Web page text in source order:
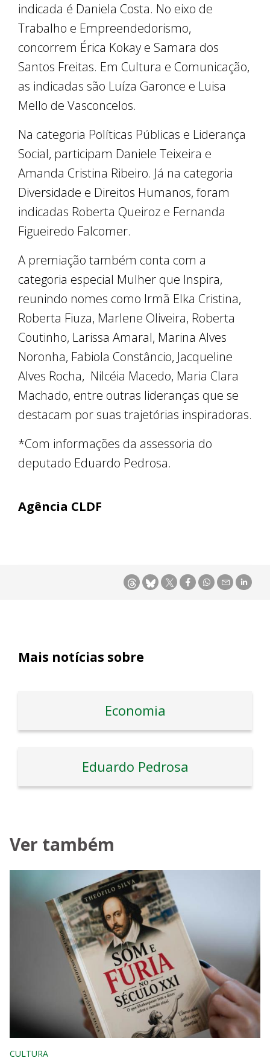
indicada é Daniela Costa. No eixo de
Trabalho e Empreendedorismo,
concorrem Érica Kokay e Samara dos
Santos Freitas. Em Cultura e Comunicação,
as indicadas são Luíza Garonce e Luisa
Mello de Vasconcelos.
Na categoria Políticas Públicas e Liderança
Social, participam Daniele Teixeira e
Amanda Cristina Ribeiro. Já na categoria
Diversidade e Direitos Humanos, foram
indicadas Roberta Queiroz e Fernanda
Figueiredo Falcomer.
A premiação também conta com a
categoria especial Mulher que Inspira,
reunindo nomes como Irmã Elka Cristina,
Roberta Fiuza, Marlene Oliveira, Roberta
Coutinho, Larissa Amaral, Marina Alves
Noronha, Fabiola Constâncio, Jacqueline
Alves Rocha, Nilcéia Macedo, Maria Clara
Machado, entre outras lideranças que se
destacam por suas trajetórias inspiradoras.
*Com informações da assessoria do
deputado Eduardo Pedrosa.
Agência CLDF
Mais notícias sobre
Economia
Eduardo Pedrosa
Ver também
CULTURA